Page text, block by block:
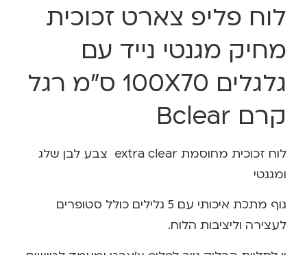
לוח פליפ צארט זכוכית
מחיק מגנטי נייד עם
גלגלים 100X70 ס”מ רגל
קרם Bclear
לוח זכוכית מחוסמת extra clear צבע לבן שלג
ומגנטי
גוף מתכת איכותי עם 5 גלילים כולל סטופרים
לעצירה וליציבות הלוח.